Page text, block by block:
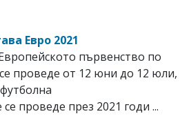
Евро 2021
първенство по
проведе от 12 юни до 12 юли,
проведе през 2021 годи ...